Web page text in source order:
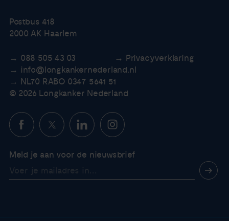
Postbus 418
2000 AK Haarlem
088 505 43 03
Privacyverklaring
info@longkankernederland.nl
NL70 RABO 0347 5641 51
© 2026 Longkanker Nederland
Meld je aan voor de nieuwsbrief